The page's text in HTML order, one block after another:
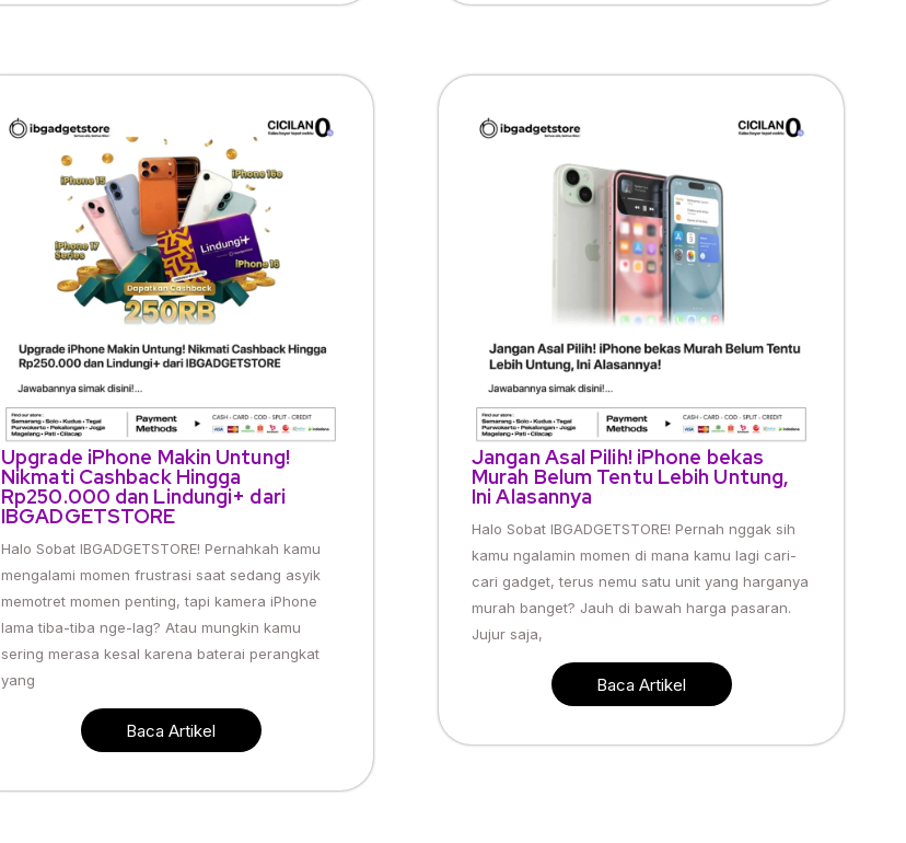
Upgrade iPhone Makin Untung!
Nikmati Cashback Hingga
Rp250.000 dan Lindungi+ dari
IBGADGETSTORE
Halo Sobat IBGADGETSTORE! Pernahkah kamu
mengalami momen frustrasi saat sedang asyik
memotret momen penting, tapi kamera iPhone
lama tiba-tiba nge-lag? Atau mungkin kamu
sering merasa kesal karena baterai perangkat
yang
Baca Artikel
Jangan Asal Pilih! iPhone bekas
Murah Belum Tentu Lebih Untung,
Ini Alasannya
Halo Sobat IBGADGETSTORE! Pernah nggak sih
kamu ngalamin momen di mana kamu lagi cari-
cari gadget, terus nemu satu unit yang harganya
murah banget? Jauh di bawah harga pasaran.
Jujur saja,
Baca Artikel